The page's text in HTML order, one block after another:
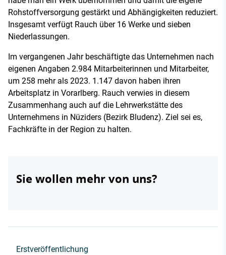
Rohstoffversorgung gestärkt und Abhängigkeiten reduziert.
Insgesamt verfügt Rauch über 16 Werke und sieben
Niederlassungen.
Im vergangenen Jahr beschäftigte das Unternehmen nach
eigenen Angaben 2.984 Mitarbeiterinnen und Mitarbeiter,
um 258 mehr als 2023. 1.147 davon haben ihren
Arbeitsplatz in Vorarlberg. Rauch verwies in diesem
Zusammenhang auch auf die Lehrwerkstätte des
Unternehmens in Nüziders (Bezirk Bludenz). Ziel sei es,
Fachkräfte in der Region zu halten.
Sie wollen mehr von uns?
Erstveröffentlichung